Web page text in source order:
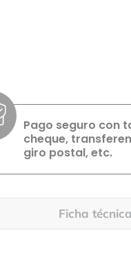
Pago seguro con
cheque,
giro postal, etc.
Ficha